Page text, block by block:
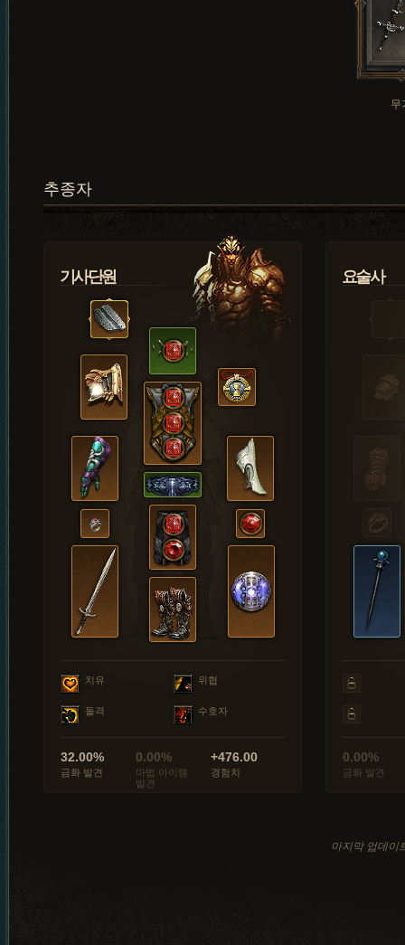
무
추종자
기사단원
치유 위협
돌격 수호자
32.00%
금화 발견
0.00%
마법 아이템
발견
+476.00
경험치
요술사
0.00%
금화 발견
마지막 업데이